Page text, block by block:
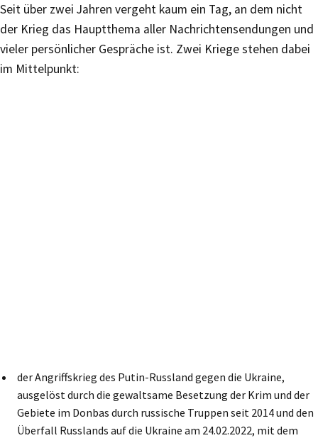
Seit über zwei Jahren vergeht kaum ein Tag, an dem nicht
der Krieg das Hauptthema aller Nachrichtensendungen und
vieler persönlicher Gespräche ist. Zwei Kriege stehen dabei
im Mittelpunkt:
der Angriffskrieg des Putin-Russland gegen die Ukraine,
ausgelöst durch die gewaltsame Besetzung der Krim und der
Gebiete im Donbas durch russische Truppen seit 2014 und den
Überfall Russlands auf die Ukraine am 24.02.2022, mit dem